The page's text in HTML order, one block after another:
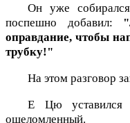
Он уже
поспешно добавил:
оправдание, чтобы
трубку!"
На этом разговор
Е Цю уставился
ошеломленный.